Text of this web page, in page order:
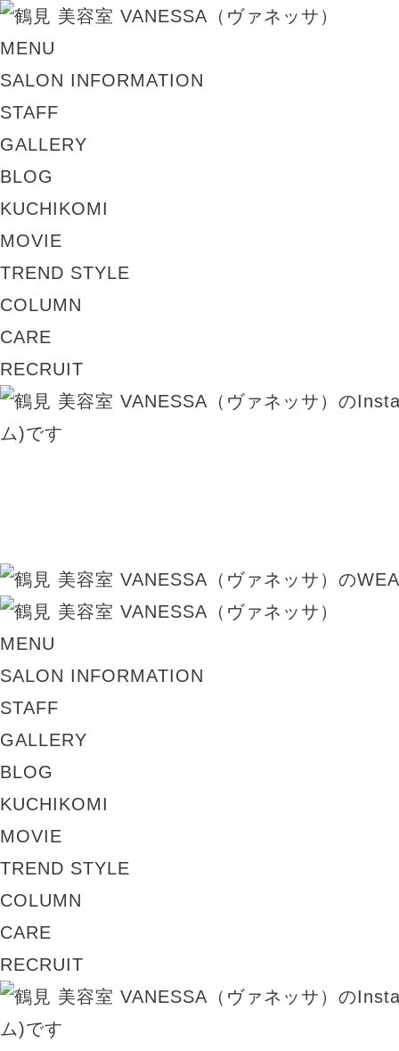
MENU
SALON INFORMATION
STAFF
GALLERY
BLOG
KUCHIKOMI
MOVIE
TREND STYLE
COLUMN
CARE
RECRUIT
MENU
SALON INFORMATION
STAFF
GALLERY
BLOG
KUCHIKOMI
MOVIE
TREND STYLE
COLUMN
CARE
RECRUIT